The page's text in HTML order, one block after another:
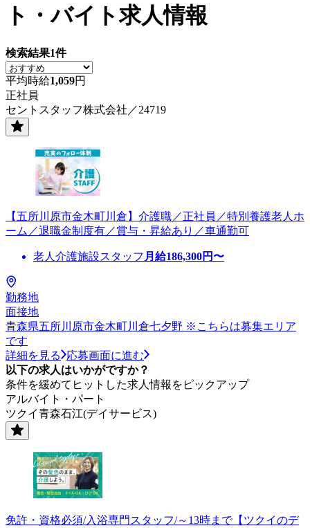
ト・バイト求人情報
検索結果1件
平均時給1,059円
正社員
セントスタッフ株式会社／24719
【五所川原市金木町川倉】介護職／正社員／特別養護老人ホ
ーム／退職金制度有／賞与・昇給あり／車通勤可
老人介護施設スタッフ 月給186,300円〜
勤務地
面接地
青森県五所川原市金木町川倉七夕野 ※こちらは募集エリア
です
詳細を見る
応募画面に進む
以下の求人はいかがですか？
条件を緩めてヒットした求人情報をピックアップ
アルバイト・パート
ツクイ青森石江(デイサービス)
免許・資格必須/入浴専門スタッフ/～13時まで【ツクイのデ